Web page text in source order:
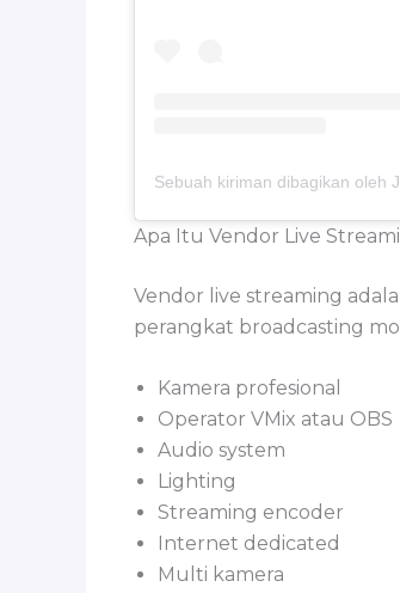
Apa Itu Vendor Live
Vendor live streaming
perangkat broadcasting
Kamera profesional
Operator VMix atau OBS
Audio system
Lighting
Streaming encoder
Internet dedicated
Multi kamera